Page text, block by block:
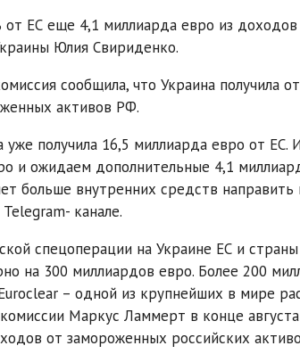
от ЕС еще 4,1 миллиарда евро из
Юлия Свириденко.
сообщила, что Украина получила
активов РФ.
уже получила 16,5 миллиарда евро от
и ожидаем дополнительные 4,1
больше внутренних средств
канале.
спецоперации на Украине ЕС и
на 300 миллиардов евро. Более 200
– одной из крупнейших в мире
Маркус Ламмерт в конце
от замороженных российских